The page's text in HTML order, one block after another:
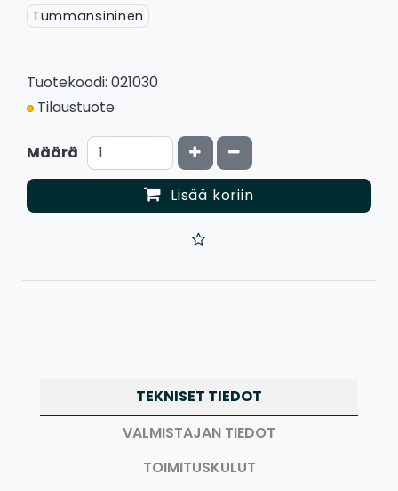
Tummansininen
Tuotekoodi: 021030
Tilaustuote
Määrä Kasvata määrää
Vähennä määrää
Lisää koriin
TEKNISET TIEDOT
VALMISTAJAN TIEDOT
TOIMITUSKULUT